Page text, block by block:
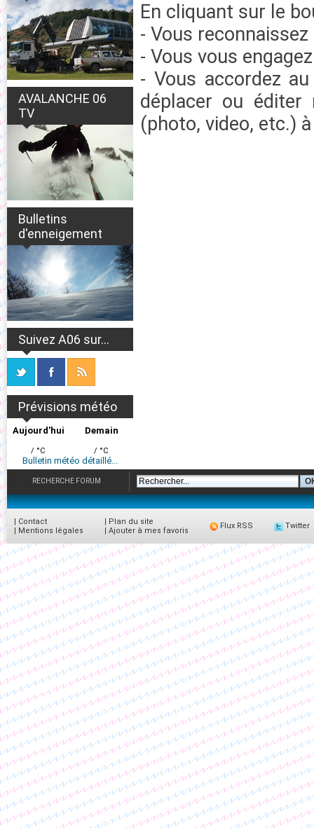
AVALANCHE 06
TV
Bulletins
d'enneigement
Suivez A06 sur...
Prévisions météo
Aujourd'hui
/ °C
Demain
/ °C
Bulletin météo détaillé...
En cliquant sur le
- Vous
- Vous vous
- Vous accordez
déplacer ou
(photo, video, etc.)
RECHERCHE FORUM
| Contact
| Mentions légales
| Plan du site
| Ajouter à mes favoris
Flux RSS Twitter